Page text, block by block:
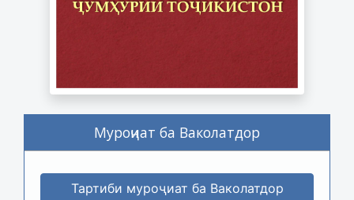
Муроҷиат ба Ваколатдор
Тартиби муроҷиат ба Ваколатдор